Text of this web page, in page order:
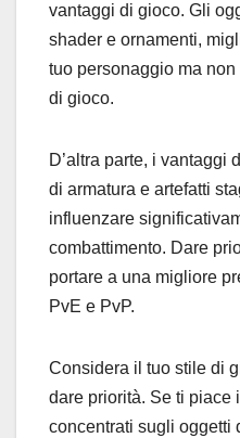
vantaggi di gioco. Gli
shader e ornamenti,
tuo personaggio ma
di gioco.
D’altra parte, i vantaggi
di armatura e artefatti
influenzare
combattimento. Dare
portare a una migliore
PvE e PvP.
Considera il tuo stile di
dare priorità. Se ti piace
concentrati sugli oggetti